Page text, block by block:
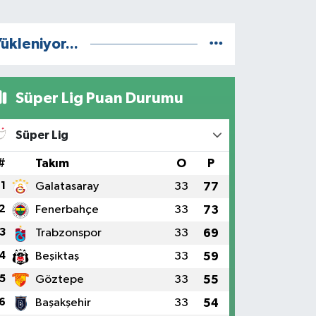
Süper Lig Puan Durumu
Süper Lig
Takım O P
1 Galatasaray 33 77
Fenerbahçe 33 73
3 Trabzonspor 33 69
Beşiktaş 33 59
5 Göztepe 33 55
Başakşehir 33 54